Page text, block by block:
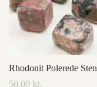
Rhodonit Polerede Sten
50,00 kr.